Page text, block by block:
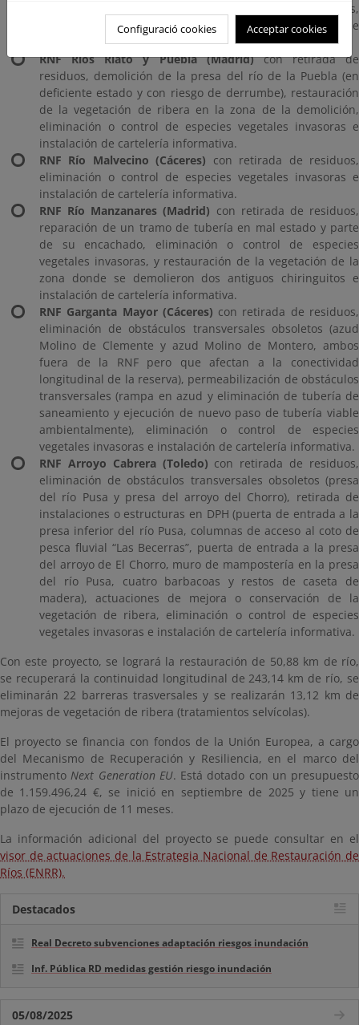
con retirada de residuos,
eliminación o control de especies vegetales invasoras e
instalación de cartelería informativa.
RNF Ríos Riato y Puebla (Madrid)con retirada de
residuos, demolición de la presa del río de la Puebla (en
deficiente estado y con riesgo de derrumbe), restauración
de la vegetación de ribera en la zona de la demolición,
eliminación o control de especies vegetales invasoras e
instalación de cartelería informativa.
RNF Río Malvecino (Cáceres) con retirada de residuos,
eliminación o control de especies vegetales invasoras e
instalación de cartelería informativa.
RNF Río Manzanares (Madrid) con retirada de residuos,
reparación de un tramo de tubería en mal estado y parte
de su encachado, eliminación o control de especies
vegetales invasoras, y restauración de la vegetación de la
zona donde se demolieron dos antiguos chiringuitos e
instalación de cartelería informativa.
RNF Garganta Mayor (Cáceres) con retirada de residuos,
eliminación de obstáculos transversales obsoletos (azud
Molino de Clemente y azud Molino de Montero, ambos
fuera de la RNF pero que afectan a la conectividad
longitudinal de la reserva), permeabilización de obstáculos
transversales (rampa en azud y eliminación de tubería de
saneamiento y ejecución de nuevo paso de tubería viable
ambientalmente), eliminación o control de especies
vegetales invasoras e instalación de cartelería informativa.
RNF Arroyo Cabrera (Toledo) con retirada de residuos,
eliminación de obstáculos transversales obsoletos (presa
del río Pusa y presa del arroyo del Chorro), retirada de
instalaciones o estructuras en DPH (puerta de entrada a la
presa inferior del río Pusa, columnas de acceso al coto de
pesca fluvial “Las Becerras”, puerta de entrada a la presa
del arroyo de El Chorro, muro de mampostería en la presa
del río Pusa, cuatro barbacoas y restos de caseta de
madera), actuaciones de mejora o conservación de la
vegetación de ribera, eliminación o control de especies
vegetales invasoras e instalación de cartelería informativa.
Con este proyecto, se logrará la restauración de 50,88 km de río,
se recuperará la continuidad longitudinal de 243,14 km de río, se
eliminarán 22 barreras trasversales y se realizarán 13,12 km de
mejoras de vegetación de ribera (tratamientos selvícolas).
El proyecto se financia con fondos de la Unión Europea, a cargo
del Mecanismo de Recuperación y Resiliencia, en el marco del
instrumentoNext Generation EU. Está dotado con un presupuesto
de 1.159.496,24 €, se inició en septiembre de 2025 y tiene un
plazo de ejecución de 11 meses.
La información adicional del proyecto se puede consultar en el
visor de actuaciones de la Estrategia Nacional de Restauración de
Ríos (ENRR).
Destacados
Real Decreto subvenciones adaptación riesgos inundación
Inf. Pública RD medidas gestión riesgo inundación
05/08/2025
Configuració cookies Acceptar cookies